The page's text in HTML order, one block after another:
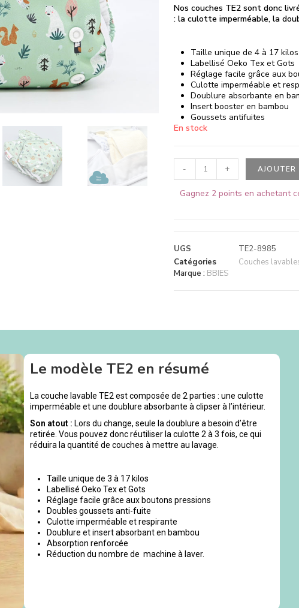
Nos couches TE2 sont donc
: la culotte imperméable, la
Taille unique de 4 à 17 kilos
Labellisé Oeko Tex et Gots
Réglage facile grâce aux
Culotte imperméable et
Doublure absorbante en
Insert booster en bambou
Goussets antifuites
En stock
- + AJOUTER
Gagnez 2 points en achetant
UGS
TE2-8985
Catégories
Couches
Marque : BBIES
Le modèle TE2 en résumé
La couche lavable TE2 est composée de 2 parties : une culotte
imperméable et une doublure absorbante à clipser à l’intérieur.
Son atout : Lors du change, seule la doublure a besoin d’être
retirée. Vous pouvez donc réutiliser la culotte 2 à 3 fois, ce qui
réduira la quantité de couches à mettre au lavage.
Taille unique de 3 à 17 kilos
Labellisé Oeko Tex et Gots
Réglage facile grâce aux boutons pressions
Doubles goussets anti-fuite
Culotte imperméable et respirante
Doublure et insert absorbant en bambou
Absorption renforcée
Réduction du nombre de machine à laver.